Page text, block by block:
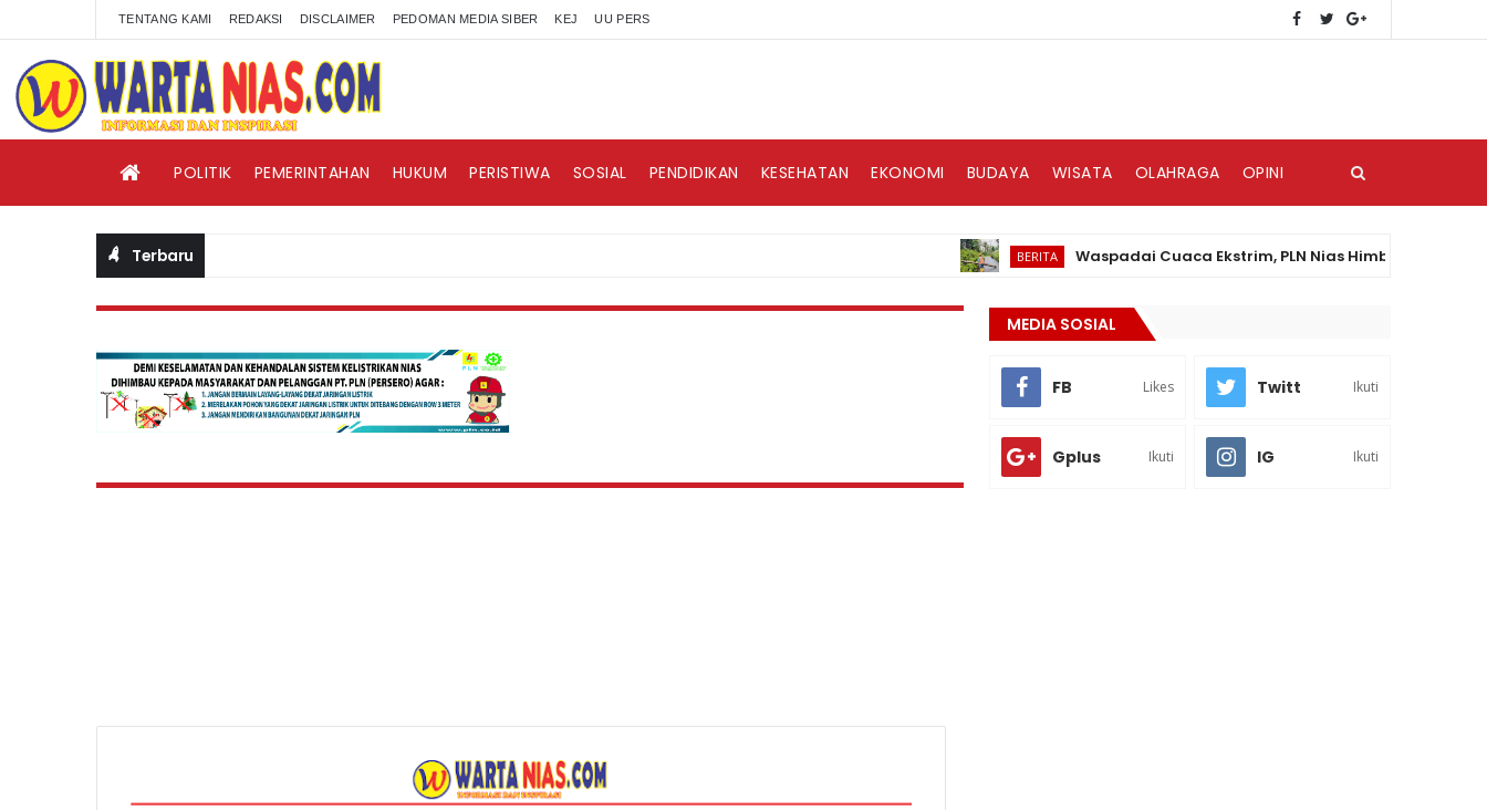
TENTANG KAMI REDAKSI DISCLAIMER PEDOMAN MEDIA SIBER KEJ UU PERS
POLITIK PEMERINTAHAN HUKUM PERISTIWA SOSIAL PENDIDIKAN KESEHATAN EKONOMI BUDAYA WISATA OLAHRAGA OPINI
Terbaru BERITA Waspadai Cuaca Ekstrim, PLN Nias Himbau Masyarakat
MEDIA SOSIAL
FB Likes Twitt Ikuti
Gplus Ikuti IG Ikuti